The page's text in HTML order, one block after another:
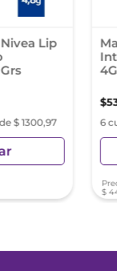
Lip
$ 1300,97
4G
$
6
$